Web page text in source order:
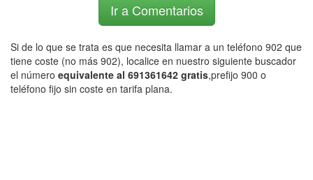
Ir a Comentarios
Si de lo que se trata es que necesita llamar a un teléfono 902 que
tiene coste (no más 902), localice en nuestro siguiente buscador
el número equivalente al 691361642 gratis,prefijo 900 o
teléfono fijo sin coste en tarifa plana.